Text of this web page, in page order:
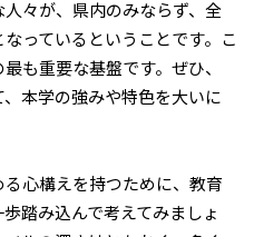
々が、県内のみならず、全
っているということです。こ
も重要な基盤です。ぜひ、
本学の強みや特色を大いに
心構えを持つために、教育
踏み込んで考えてみましょ